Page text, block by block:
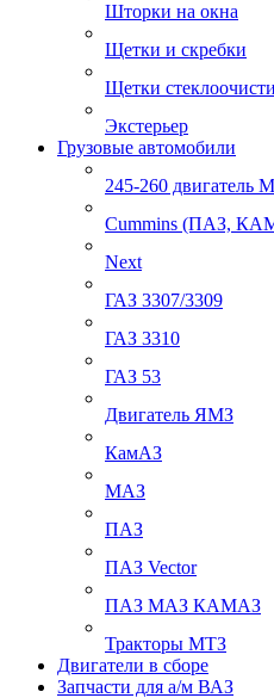
Шторки на окна
Щетки и скребки
Щетки
Экстерьер
Грузовые автомобили
245-260 двигатель
Cummins (ПАЗ,
Next
ГАЗ 3307/3309
ГАЗ 3310
ГАЗ 53
Двигатель ЯМЗ
КамАЗ
МАЗ
ПАЗ
ПАЗ Vector
ПАЗ МАЗ КАМАЗ
Тракторы МТЗ
Двигатели в сборе
Запчасти для а/м ВАЗ